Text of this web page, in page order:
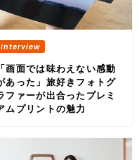
「画面では味わえない感動
あった」旅好きフォトグ
ファーが出合ったプレミ
ムプリントの魅力